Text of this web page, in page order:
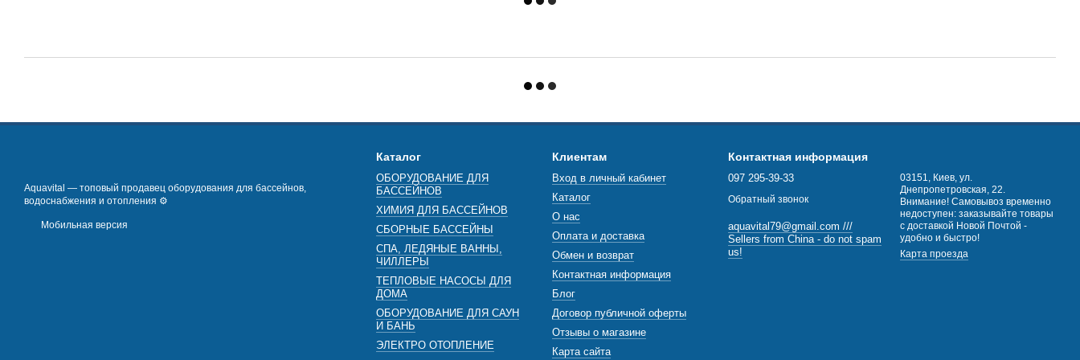
Aquavital — топовый продавец оборудования для бассейнов,
водоснабжения и отопления ⚙️
Мобильная версия
Каталог
ОБОРУДОВАНИЕ ДЛЯ
БАССЕЙНОВ
ХИМИЯ ДЛЯ БАССЕЙНОВ
СБОРНЫЕ БАССЕЙНЫ
СПА, ЛЕДЯНЫЕ ВАННЫ,
ЧИЛЛЕРЫ
ТЕПЛОВЫЕ НАСОСЫ ДЛЯ
ДОМА
ОБОРУДОВАНИЕ ДЛЯ САУН
И БАНЬ
ЭЛЕКТРО ОТОПЛЕНИЕ
Клиентам
Вход в личный кабинет
Каталог
О нас
Оплата и доставка
Обмен и возврат
Контактная информация
Блог
Договор публичной оферты
Отзывы о магазине
Карта сайта
Контактная информация
097 295-39-33
Обратный звонок
aquavital79@gmail.com ///
Sellers from China - do not spam
us!
03151, Киев, ул.
Днепропетровская, 22.
Внимание! Самовывоз временно
недоступен: заказывайте товары
с доставкой Новой Почтой -
удобно и быстро!
Карта проезда